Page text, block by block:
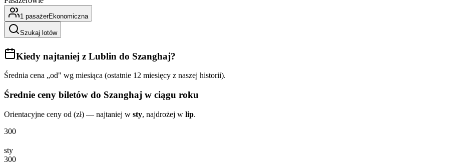
1 pasażerEkonomiczna
Szukaj lotów
Kiedy najtaniej z Lublin do Szanghaj?
Średnia cena „od" wg miesiąca (ostatnie 12 miesięcy z naszej historii).
Średnie ceny biletów do Szanghaj w ciągu roku
Orientacyjne ceny od (zł) — najtaniej w sty, najdrożej w lip.
300
sty
300